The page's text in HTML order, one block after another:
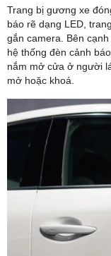
Trang bị gương xe
báo rẽ dạng LED,
gắn camera. Bên
hệ thống đèn cảnh
nắm mở cửa ở người
mở hoặc khoá.